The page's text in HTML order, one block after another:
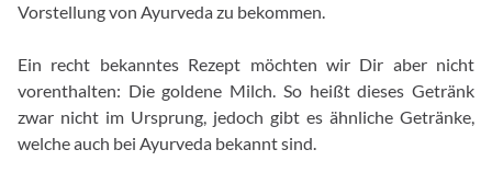
Vorstellung von Ayurveda zu bekommen.
Ein recht bekanntes Rezept möchten wir Dir aber nicht
vorenthalten: Die goldene Milch. So heißt dieses Getränk
zwar nicht im Ursprung, jedoch gibt es ähnliche Getränke,
welche auch bei Ayurveda bekannt sind.